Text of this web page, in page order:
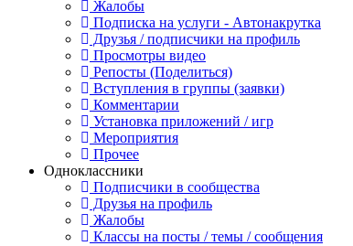
Жалобы
Подписка на услуги - Автонакрутка
Друзья / подписчики на профиль
Просмотры видео
Репосты (Поделиться)
Вступления в группы (заявки)
Комментарии
Установка приложений / игр
Мероприятия
Прочее
Одноклассники
Подписчики в сообщества
Друзья на профиль
Жалобы
Классы на посты / темы / сообщения